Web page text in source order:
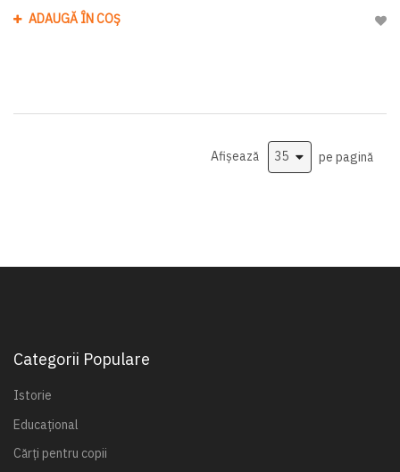
ADAUGĂ ÎN COȘ
Afișează pe pagină
Categorii Populare
Istorie
Educațional
Cărți pentru copii